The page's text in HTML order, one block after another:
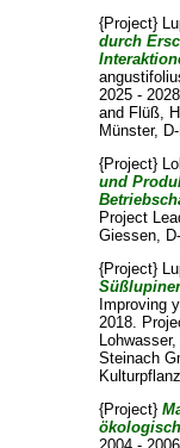
{Project}
durch
2025 -
and Flüß,
Münster,
{Project}
und
Project
Giessen,
{Project}
Improving
2018.
Steinach
{Project}